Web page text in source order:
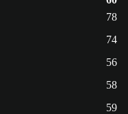
78
74
56
58
59